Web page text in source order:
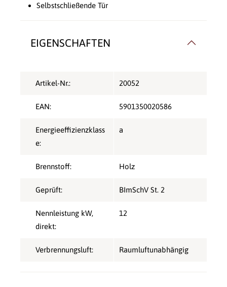
Selbstschließende Tür
EIGENSCHAFTEN
Artikel-Nr.: 20052
EAN: 5901350020586
Energieeffizienzklass
e:
a
Brennstoff: Holz
Geprüft: BImSchV St. 2
Nennleistung kW,
direkt:
12
Verbrennungsluft: Raumluftunabhängig